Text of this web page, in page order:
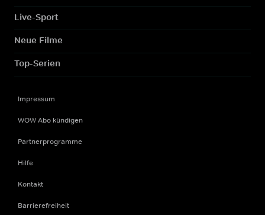
Live-Sport
Neue Filme
Top-Serien
Impressum
WOW Abo kündigen
Partnerprogramme
Hilfe
Kontakt
Barrierefreiheit